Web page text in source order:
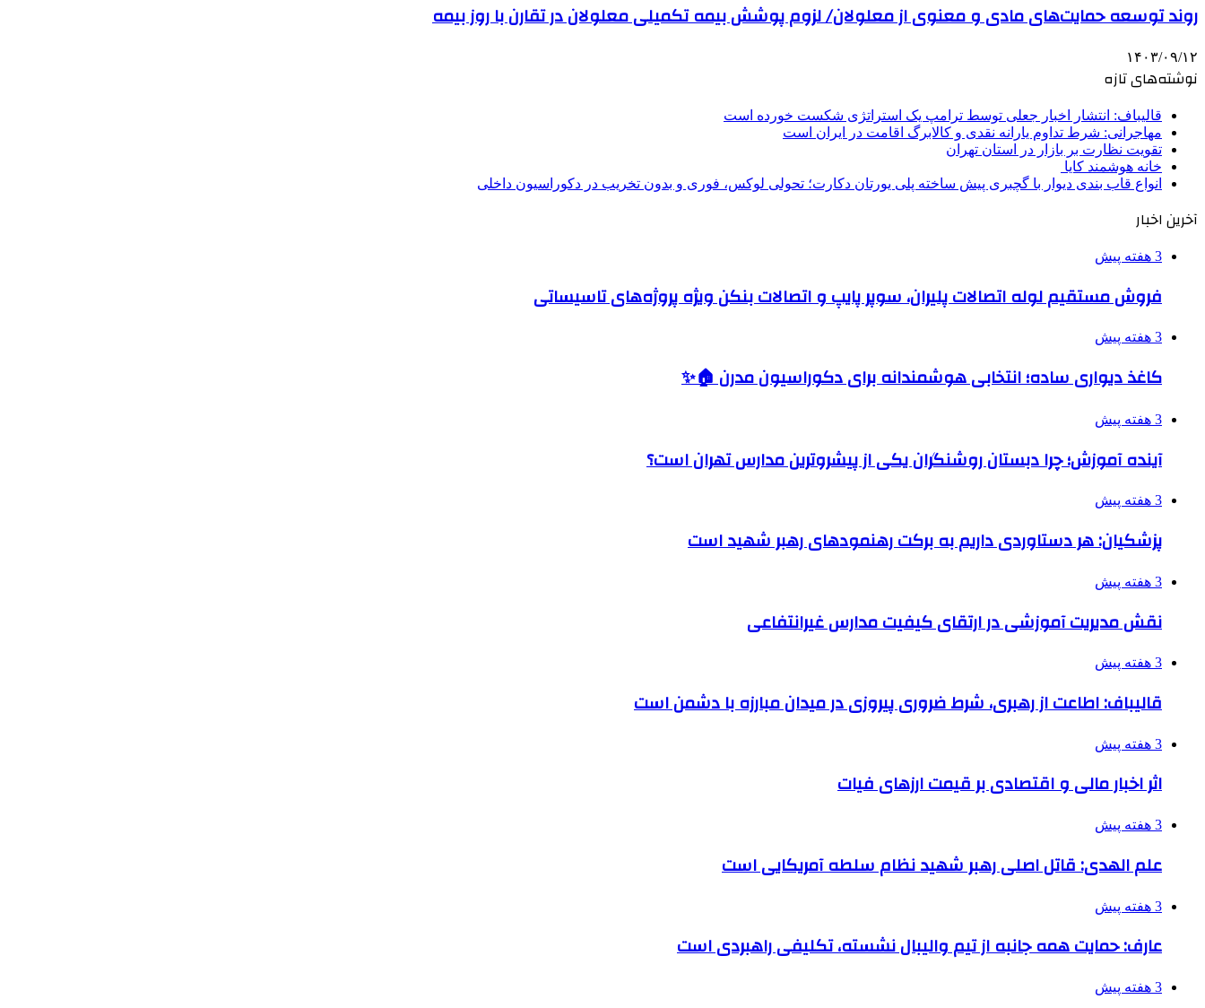
روند توسعه حمایت‌های مادی و معنوی از معلولان/ لزوم پوشش بیمه تکمیلی معلولان در تقارن با روز بیمه
۱۴۰۳/۰۹/۱۲
نوشته‌های تازه
قالیباف: انتشار اخبار جعلی توسط ترامپ یک استراتژی شکست خورده است
مهاجرانی: شرط تداوم یارانه نقدی و کالابرگ اقامت در ایران است
تقویت نظارت بر بازار در استان تهران
خانه هوشمند کایا
انواع قاب بندی دیوار با گچبری پیش ساخته پلی یورتان دکارت؛ تحولی لوکس، فوری و بدون تخریب در دکوراسیون داخلی
آخرین اخبار
3 هفته پیش
فروش مستقیم لوله اتصالات پلیران، سوپر پایپ و اتصالات بنکن ویژه پروژه‌های تاسیساتی
3 هفته پیش
کاغذ دیواری ساده؛ انتخابی هوشمندانه برای دکوراسیون مدرن 🏠✨
3 هفته پیش
آینده آموزش؛ چرا دبستان روشنگران یکی از پیشروترین مدارس تهران است؟
3 هفته پیش
پزشکیان: هر دستاوردی داریم به برکت رهنمودهای رهبر شهید است
3 هفته پیش
نقش مدیریت آموزشی در ارتقای کیفیت مدارس غیرانتفاعی
3 هفته پیش
قالیباف: اطاعت از رهبری، شرط ضروری پیروزی در میدان مبارزه با دشمن است
3 هفته پیش
اثر اخبار مالی و اقتصادی بر قیمت ارزهای فیات
3 هفته پیش
علم الهدی: قاتل اصلی رهبر شهید نظام سلطه آمریکایی است
3 هفته پیش
عارف: حمایت همه جانبه از تیم والیبال نشسته، تکلیفی راهبردی است
3 هفته پیش